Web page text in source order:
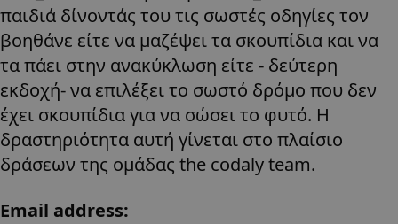
παιδιά δίνοντάς του τις σωστές οδηγίες τον
βοηθάνε είτε να μαζέψει τα σκουπίδια και να
τα πάει στην ανακύκλωση είτε - δεύτερη
εκδοχή- να επιλέξει το σωστό δρόμο που δεν
έχει σκουπίδια για να σώσει το φυτό. H
δραστηριότητα αυτή γίνεται στο πλαίσιο
δράσεων της ομάδας the codaly team.
Email address: